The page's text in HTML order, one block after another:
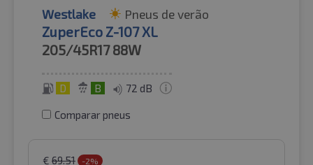
Westlake Pneus de verão
ZuperEco Z-107 XL
205/45R17 88W
D B 72 dB
Comparar pneus
€ 69.51 -2%